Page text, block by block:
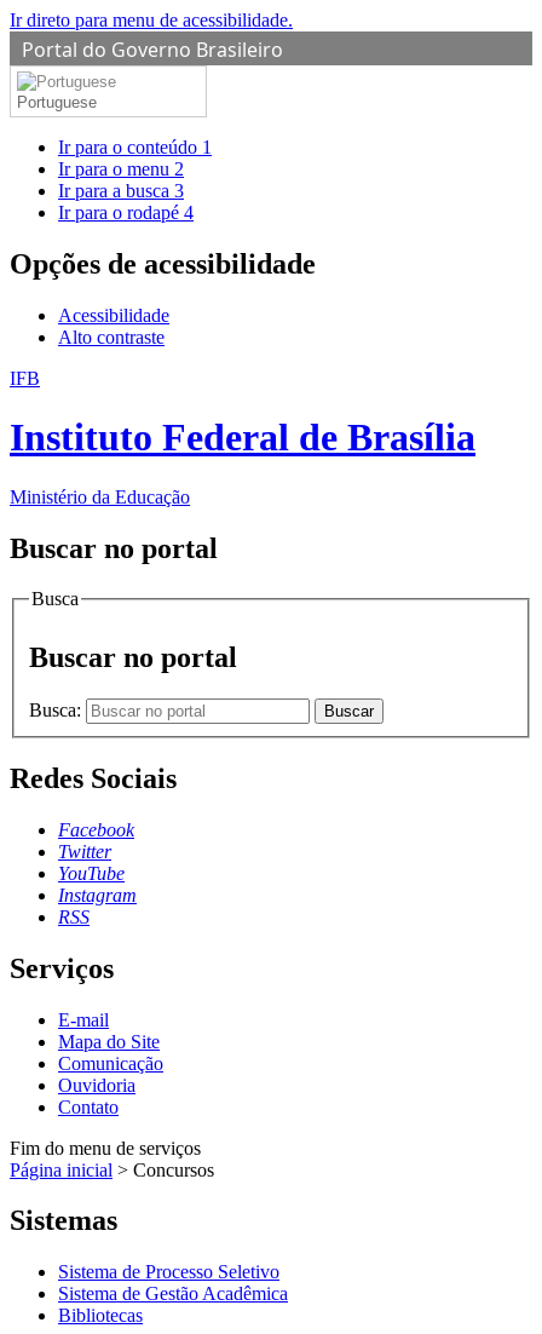
Ir direto para menu de acessibilidade.
Portal do Governo Brasileiro
Portuguese
Ir para o conteúdo 1
Ir para o menu 2
Ir para a busca 3
Ir para o rodapé 4
Opções de acessibilidade
Acessibilidade
Alto contraste
IFB
Instituto Federal de Brasília
Ministério da Educação
Buscar no portal
Busca
Buscar no portal
Busca: Buscar
Redes Sociais
Facebook
Twitter
YouTube
Instagram
RSS
Serviços
E-mail
Mapa do Site
Comunicação
Ouvidoria
Contato
Fim do menu de serviços
Página inicial > Concursos
Sistemas
Sistema de Processo Seletivo
Sistema de Gestão Acadêmica
Bibliotecas